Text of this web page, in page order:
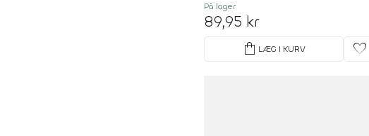
På lager
89,95 kr
shopping_bag LÆG I KURV favorite